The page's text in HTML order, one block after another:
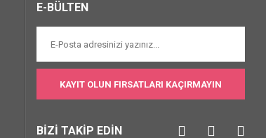
E-BÜLTEN
KAYIT OLUN FIRSATLARI KAÇIRMAYIN
BİZİ TAKİP EDİN